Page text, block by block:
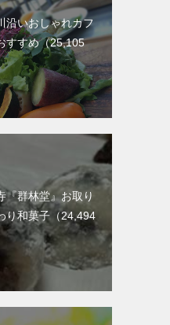
沿いおしゃれカフ
すすめ（25,105
『群林堂』お取り
り和菓子 （24,494